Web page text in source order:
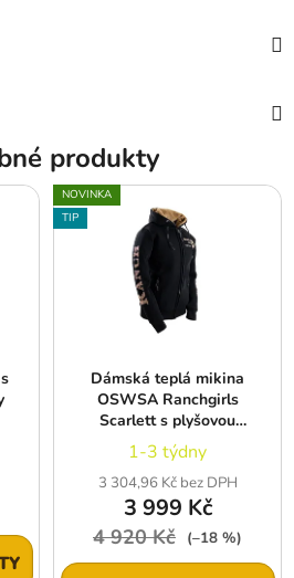
produkty
NOVINKA
TIP
Dámská teplá mikina
OSWSA Ranchgirls
Scarlett s plyšovou
podšívkou, černá
1-3 týdny
3 304,96 Kč bez DPH
3 999 Kč
4 920 Kč (–18 %)